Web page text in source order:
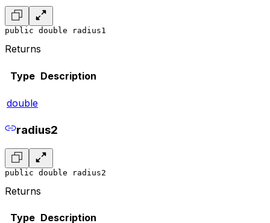
public double radius1
Returns
Type Description
double
radius2
public double radius2
Returns
Type Description